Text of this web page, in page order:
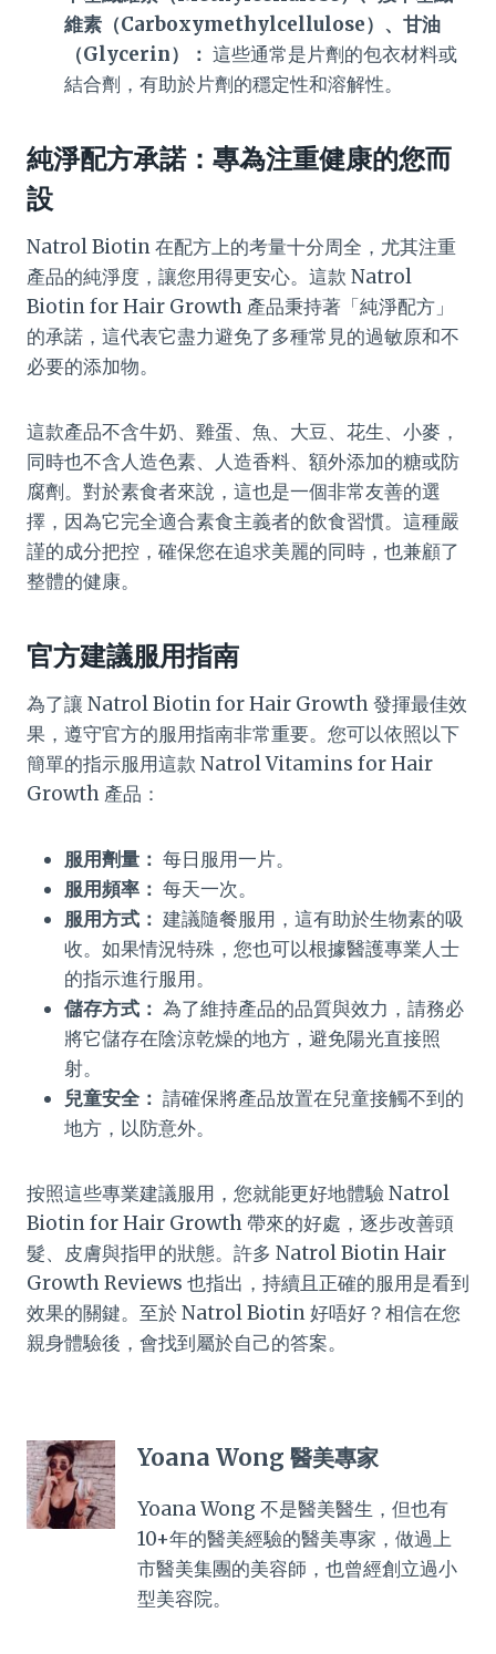
維素（Carboxymethylcellulose）、甘油
（Glycerin）： 這些通常是片劑的包衣材料或
結合劑，有助於片劑的穩定性和溶解性。
純淨配方承諾：專為注重健康的您而
設
Natrol Biotin 在配方上的考量十分周全，尤其注重
產品的純淨度，讓您用得更安心。這款 Natrol
Biotin for Hair Growth 產品秉持著「純淨配方」
的承諾，這代表它盡力避免了多種常見的過敏原和不
必要的添加物。
這款產品不含牛奶、雞蛋、魚、大豆、花生、小麥，
同時也不含人造色素、人造香料、額外添加的糖或防
腐劑。對於素食者來說，這也是一個非常友善的選
擇，因為它完全適合素食主義者的飲食習慣。這種嚴
謹的成分把控，確保您在追求美麗的同時，也兼顧了
整體的健康。
官方建議服用指南
為了讓 Natrol Biotin for Hair Growth 發揮最佳效
果，遵守官方的服用指南非常重要。您可以依照以下
簡單的指示服用這款 Natrol Vitamins for Hair
Growth 產品：
服用劑量： 每日服用一片。
服用頻率： 每天一次。
服用方式： 建議隨餐服用，這有助於生物素的吸
收。如果情況特殊，您也可以根據醫護專業人士
的指示進行服用。
儲存方式： 為了維持產品的品質與效力，請務必
將它儲存在陰涼乾燥的地方，避免陽光直接照
射。
兒童安全： 請確保將產品放置在兒童接觸不到的
地方，以防意外。
按照這些專業建議服用，您就能更好地體驗 Natrol
Biotin for Hair Growth 帶來的好處，逐步改善頭
髮、皮膚與指甲的狀態。許多 Natrol Biotin Hair
Growth Reviews 也指出，持續且正確的服用是看到
效果的關鍵。至於 Natrol Biotin 好唔好？相信在您
親身體驗後，會找到屬於自己的答案。
Yoana Wong 醫美專家
Yoana Wong 不是醫美醫生，但也有
10+年的醫美經驗的醫美專家，做過上
市醫美集團的美容師，也曾經創立過小
型美容院。